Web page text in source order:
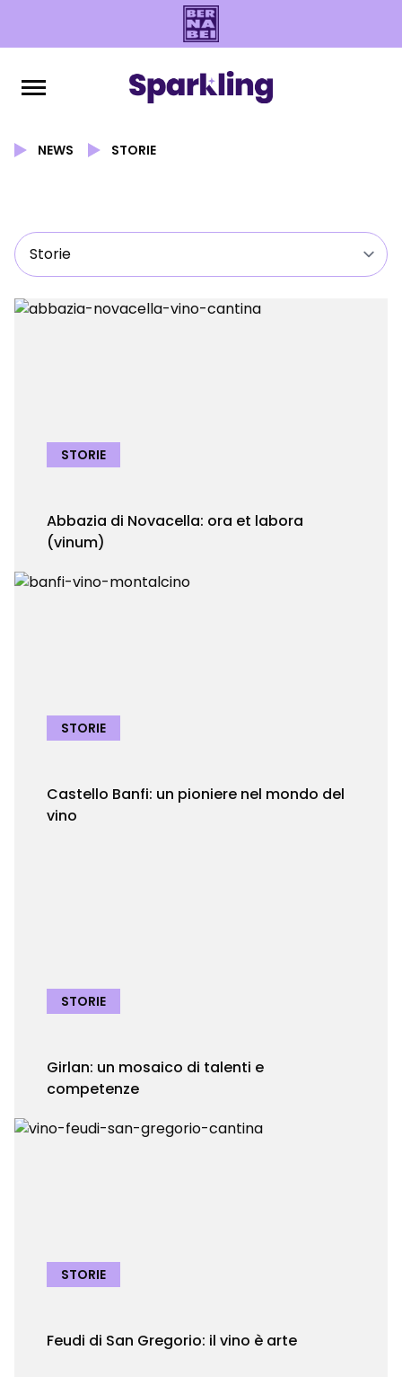
NEWS STORIE
STORIE
Abbazia di Novacella: ora et labora
(vinum)
STORIE
Castello Banfi: un pioniere nel mondo del
vino
STORIE
Girlan: un mosaico di talenti e
competenze
STORIE
Feudi di San Gregorio: il vino è arte